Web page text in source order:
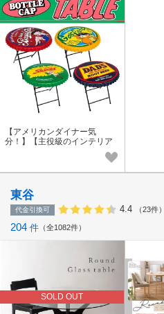
【アメリカンダイナー気
分！】【主役級のインテリア
☆】 BOTTLE CAP TABLE■ボ
東谷
代金引換可 4.4 （23件）
204 件 全1082件
SOLD OUT